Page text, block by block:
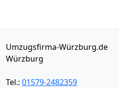
Umzugsfirma-Würzburg.de
Würzburg
Tel.: 01579-2482359